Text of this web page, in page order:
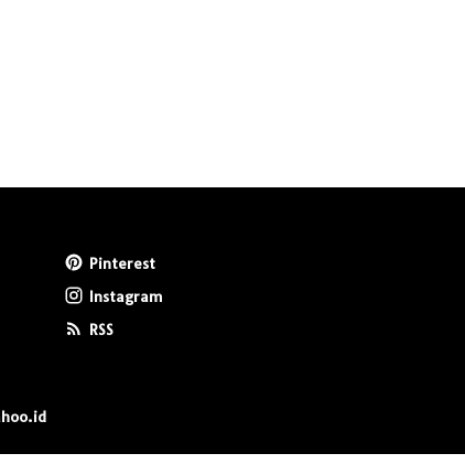
Pinterest
Instagram
RSS